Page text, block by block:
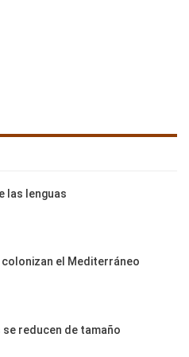
las lenguas
colonizan el Mediterráneo
se reducen de tamaño